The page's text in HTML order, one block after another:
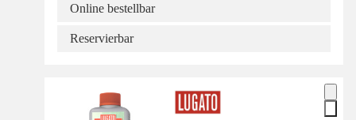
Online bestellbar
Reservierbar